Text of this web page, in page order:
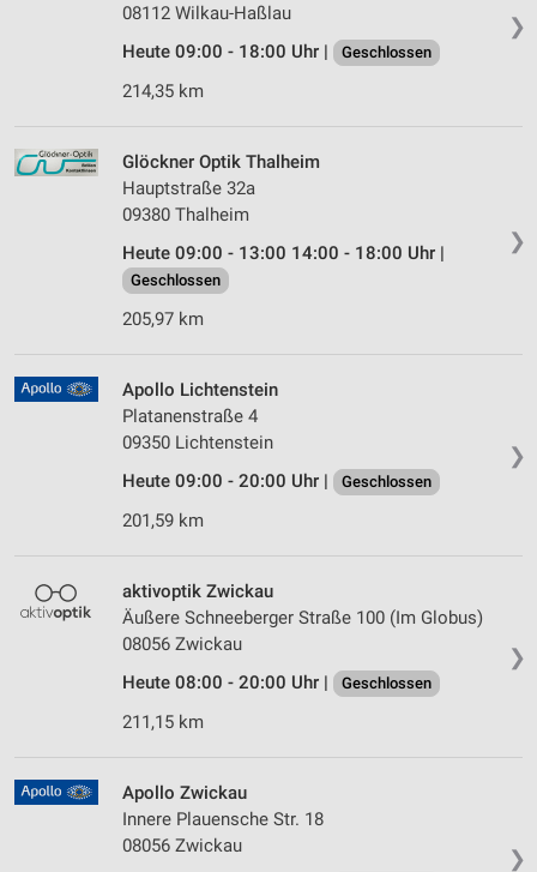
❯
08112 Wilkau-Haßlau
Heute 09:00 - 18:00 Uhr |
Geschlossen
214,35 km
❯
Glöckner Optik Thalheim
Hauptstraße 32a
09380 Thalheim
Heute 09:00 - 13:00 14:00 - 18:00 Uhr |
Geschlossen
205,97 km
❯
Apollo Lichtenstein
Platanenstraße 4
09350 Lichtenstein
Heute 09:00 - 20:00 Uhr |
Geschlossen
201,59 km
❯
aktivoptik Zwickau
Äußere Schneeberger Straße 100 (Im Globus)
08056 Zwickau
Heute 08:00 - 20:00 Uhr |
Geschlossen
211,15 km
❯
Apollo Zwickau
Innere Plauensche Str. 18
08056 Zwickau